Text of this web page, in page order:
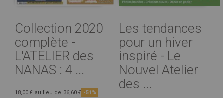
Collection 2020
complète -
L'ATELIER des
NANAS : 4 ...
18,00 € au lieu de 36,60 € -51%
Les tendances
pour un hiver
inspiré - Le
Nouvel Atelier
des ...